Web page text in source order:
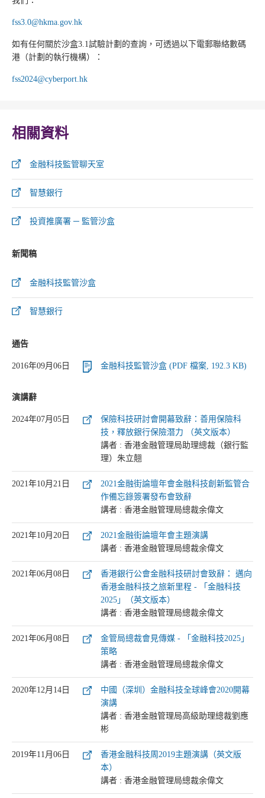
fss3.0@hkma.gov.hk
如有任何關於沙盒3.1試驗計劃的查詢，可透過以下電郵聯絡數碼
港（計劃的執行機構）：
fss2024@cyberport.hk
相關資料
金融科技監管聊天室
智慧銀行
投資推廣署 ─ 監管沙盒
新聞稿
金融科技監管沙盒
智慧銀行
通告
2016年09月06日 金融科技監管沙盒 (PDF 檔案, 192.3 KB)
演講辭
2024年07月05日
保險科技研討會開幕致辭：善用保險科
技，釋放銀行保險潛力 （英文版本）
講者 : 香港金融管理局助理總裁（銀行監
理）朱立翹
2021年10月21日
2021金融街論壇年會金融科技創新監管合
作備忘錄簽署發布會致辭
講者 : 香港金融管理局總裁余偉文
2021年10月20日
2021金融街論壇年會主題演講
講者 : 香港金融管理局總裁余偉文
2021年06月08日
香港銀行公會金融科技研討會致辭： 邁向
香港金融科技之旅新里程 - 「金融科技
2025」（英文版本）
講者 : 香港金融管理局總裁余偉文
2021年06月08日
金管局總裁會見傳媒 - 「金融科技2025」
策略
講者 : 香港金融管理局總裁余偉文
2020年12月14日
中國（深圳）金融科技全球峰會2020開幕
演講
講者 : 香港金融管理局高級助理總裁劉應
彬
2019年11月06日
香港金融科技周2019主題演講（英文版
本）
講者 : 香港金融管理局總裁余偉文